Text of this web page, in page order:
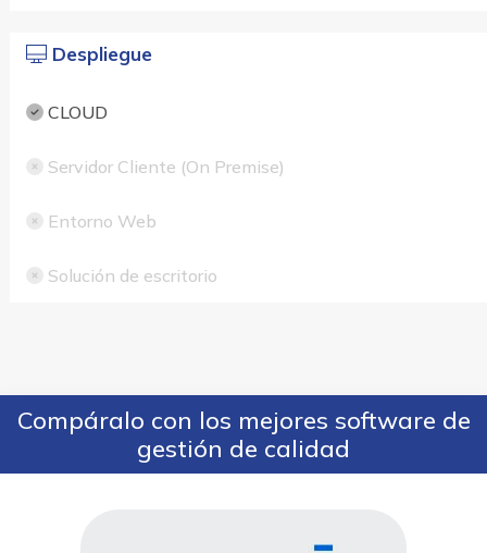
Despliegue
CLOUD
Servidor Cliente (On Premise)
Entorno Web
Solución de escritorio
Compáralo con los mejores software de
gestión de calidad